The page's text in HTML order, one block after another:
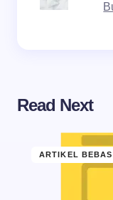
Read Next
ARTIKEL BEBAS